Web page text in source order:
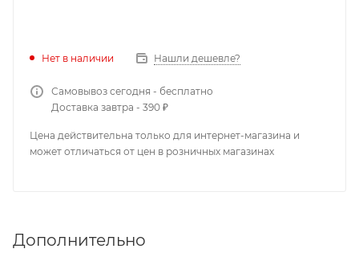
Нет в наличии Нашли дешевле?
Самовывоз сегодня - бесплатно
Доставка завтра - 390 ₽
Цена действительна только для интернет-магазина и
может отличаться от цен в розничных магазинах
Дополнительно